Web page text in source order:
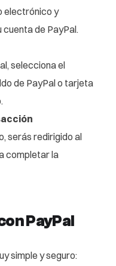
electrónico y
de PayPal.
selecciona el
de PayPal o tarjeta
serás redirigido al
completar la
PayPal
simple y seguro: